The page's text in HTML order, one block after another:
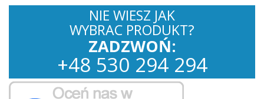
NIE WIESZ JAK
WYBRAC PRODUKT?
ZADZWOŃ:
+48 530 294 294